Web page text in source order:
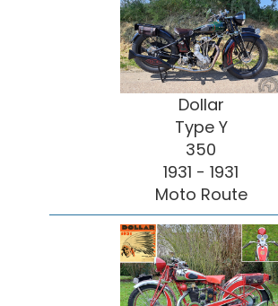
Dollar
Type Y
350
1931 - 1931
Moto Route